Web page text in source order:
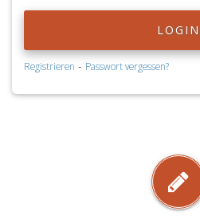
LOGIN
Registrieren - Passwort vergessen?